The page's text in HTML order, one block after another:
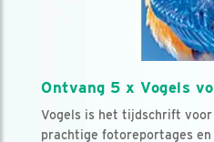
Ontvang 5 x Vogels
Vogels is het tijdschrift voor
prachtige fotoreportages